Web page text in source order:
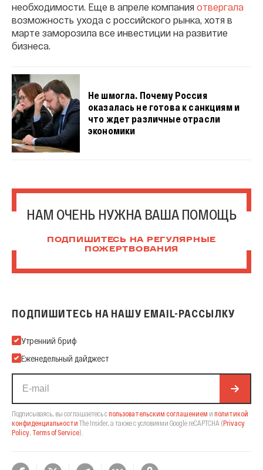
необходимости. Еще в апреле компания отвергала
возможность ухода с российского рынка, хотя в
марте заморозила все инвестиции на развитие
бизнеса.
Не шмогла. Почему Россия
оказалась не готова к санкциям и
что ждет различные отрасли
экономики
НАМ ОЧЕНЬ НУЖНА ВАША ПОМОЩЬ
ПОДПИШИТЕСЬ НА РЕГУЛЯРНЫЕ
ПОЖЕРТВОВАНИЯ
ПОДПИШИТЕСЬ НА НАШУ EMAIL-РАССЫЛКУ
Подпишитесь на нашу Email-рассылку
Утренний бриф
Еженедельный дайджест
Подписываясь, вы соглашаетесь спользовательским соглашением и политикой
конфиденциальности The Insider, а также с условиями Google reCAPTCHA (Privacy
Policy, Terms of Service).